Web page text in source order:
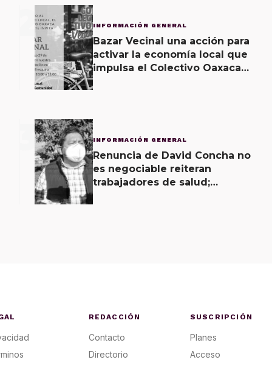
2 INFORMACIÓN GENERAL
Bazar Vecinal una acción para
activar la economía local que
impulsa el Colectivo Oaxaca
3 INFORMACIÓN GENERAL
Renuncia de David Concha no
es negociable reiteran
trabajadores de salud;
REDACCIÓN
Contacto
Directorio
SUSCRIPCIÓN
Planes
Acceso